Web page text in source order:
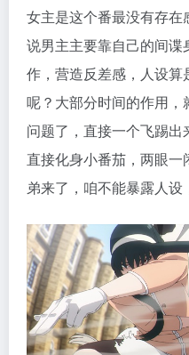
女主是这个番最没有存
说男主主要靠自己的间
作，营造反差感，人设
呢？大部分时间的作用
问题了，直接一个飞踢出
直接化身小番茄，两眼
弟来了，咱不能暴露人设